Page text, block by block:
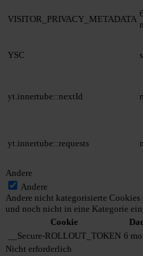
VISITOR_PRIVACY_METADATA
6
YSC
yt.innertube::nextId
yt.innertube::requests
Andere
Andere
Andere nicht kategorisierte
und noch nicht in eine Kategorie
Cookie
__Secure-ROLLOUT_TOKEN 6
Nicht erforderlich